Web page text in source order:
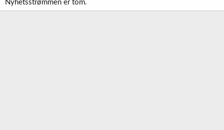
Nyhetsstrømmen er tom.